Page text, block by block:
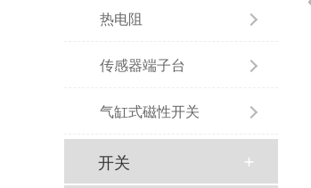
热电阻
传感器端子台
气缸式磁性开关
开关